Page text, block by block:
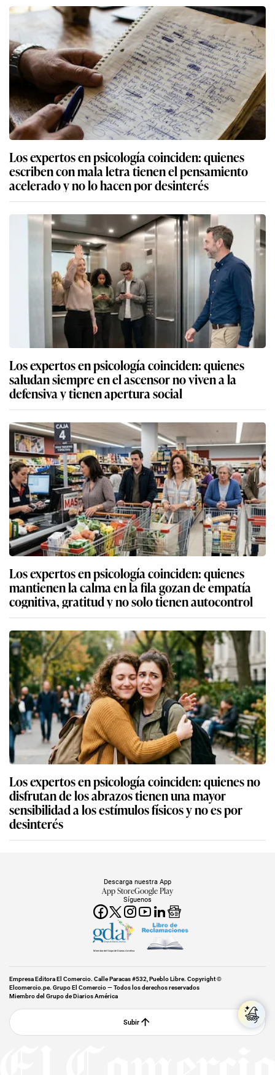
Los expertos en psicología coinciden: quienes
escriben con mala letra tienen el pensamiento
acelerado y no lo hacen por desinterés
Los expertos en psicología coinciden: quienes
saludan siempre en el ascensor no viven a la
defensiva y tienen apertura social
Los expertos en psicología coinciden: quienes
mantienen la calma en la fila gozan de empatía
cognitiva, gratitud y no solo tienen autocontrol
Los expertos en psicología coinciden: quienes no
disfrutan de los abrazos tienen una mayor
sensibilidad a los estímulos físicos y no es por
desinterés
Síguenos
Descarga nuestra App
App StoreGoogle Play
Miembro del Grupo de Diarios América
Empresa Editora El Comercio. Calle Paracas #532, Pueblo Libre. Copyright ©
Elcomercio.pe. Grupo El Comercio — Todos los derechos reservados
Miembro del Grupo de Diarios América
Subir